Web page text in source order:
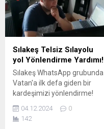
(EES)”, yani “Giriş/Çıkış
Sistemi”. AB’ye üye
olmayan ülkelerden gelen
turistlerin giriş-çıkışları artık
dijital olarak izlenecek.
Parmak izi, yüz tanıma,
pasaport bilgileri gibi veriler...
Sılakeş Telsiz Sılayolu
yol Yönlendirme Yardımı!
Sılakeş WhatsApp grubunda
Vatan'a ilk defa giden bir
kardeşimizi yönlendirme!
yükseldi ama sonunda hep
güldük ve kardeşimiz yoluna
04.12.2024
0
142